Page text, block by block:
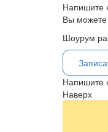
Напишите
Вы можете
Шоурум
Напишите
Наверх